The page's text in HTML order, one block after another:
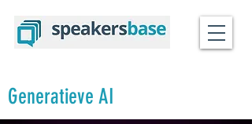
Generatieve AI